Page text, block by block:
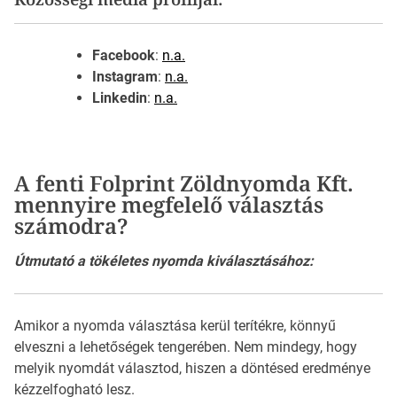
Facebook: n.a.
Instagram: n.a.
Linkedin: n.a.
A fenti Folprint Zöldnyomda Kft.
mennyire megfelelő választás
számodra?
Útmutató a tökéletes nyomda kiválasztásához:
Amikor a nyomda választása kerül terítékre, könnyű
elveszni a lehetőségek tengerében. Nem mindegy, hogy
melyik nyomdát választod, hiszen a döntésed eredménye
kézzelfogható lesz.